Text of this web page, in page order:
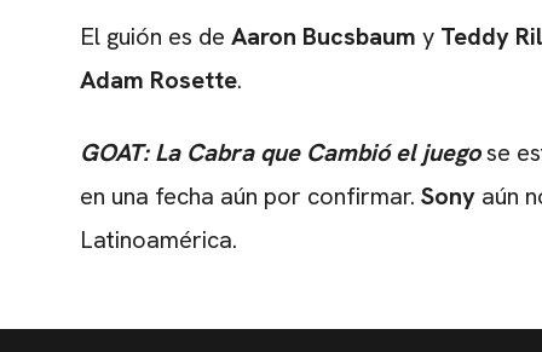
El guión es de Aaron Bucsbaum y Teddy
Adam Rosette.
GOAT: La Cabra que Cambió el juegose
en una fecha aún por confirmar. Sony aún
Latinoamérica.